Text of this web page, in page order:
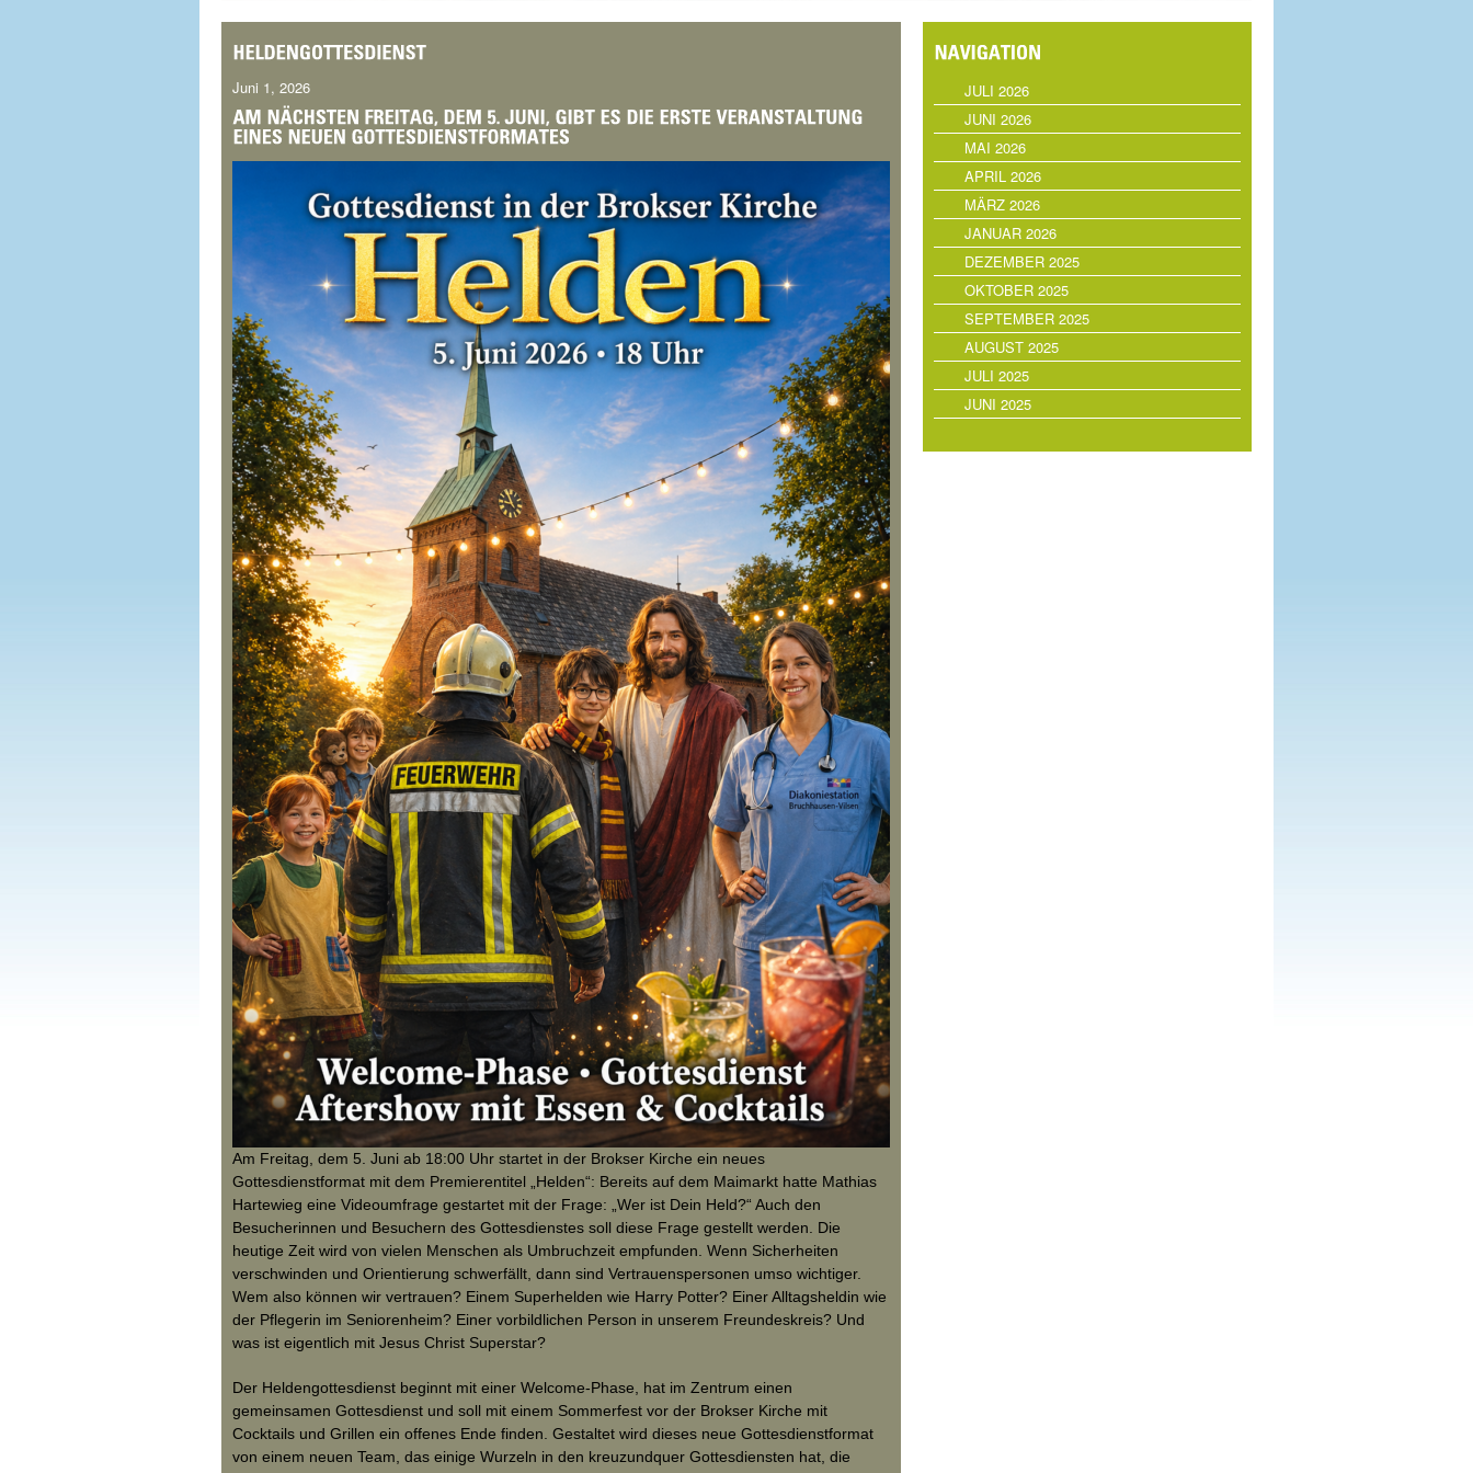
Juni 1, 2026
Am Freitag, dem 5. Juni ab 18:00 Uhr startet in der Brokser Kirche ein neues
Gottesdienstformat mit dem Premierentitel „Helden“: Bereits auf dem Maimarkt hatte Mathias
Hartewieg eine Videoumfrage gestartet mit der Frage: „Wer ist Dein Held?“ Auch den
Besucherinnen und Besuchern des Gottesdienstes soll diese Frage gestellt werden. Die
heutige Zeit wird von vielen Menschen als Umbruchzeit empfunden. Wenn Sicherheiten
verschwinden und Orientierung schwerfällt, dann sind Vertrauenspersonen umso wichtiger.
Wem also können wir vertrauen? Einem Superhelden wie Harry Potter? Einer Alltagsheldin wie
der Pflegerin im Seniorenheim? Einer vorbildlichen Person in unserem Freundeskreis? Und
was ist eigentlich mit Jesus Christ Superstar?
Der Heldengottesdienst beginnt mit einer Welcome-Phase, hat im Zentrum einen
gemeinsamen Gottesdienst und soll mit einem Sommerfest vor der Brokser Kirche mit
Cocktails und Grillen ein offenes Ende finden. Gestaltet wird dieses neue Gottesdienstformat
von einem neuen Team, das einige Wurzeln in den kreuzundquer Gottesdiensten hat, die
JULI 2026
JUNI 2026
MAI 2026
APRIL 2026
MÄRZ 2026
JANUAR 2026
DEZEMBER 2025
OKTOBER 2025
SEPTEMBER 2025
AUGUST 2025
JULI 2025
JUNI 2025